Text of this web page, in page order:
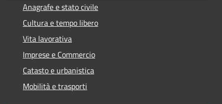
Anagrafe e stato civile
Cultura e tempo libero
Vita lavorativa
Imprese e Commercio
Catasto e urbanistica
Mobilità e trasporti